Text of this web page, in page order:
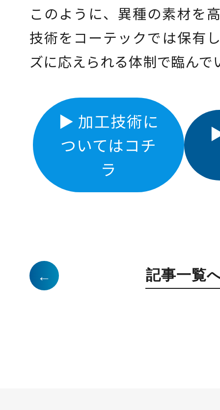
このように、異種の素材を
技術をコーテックでは保有
ズに応えられる体制で臨んで
▶︎ 加工技術に
ついてはコチ
ラ
← 記事一覧